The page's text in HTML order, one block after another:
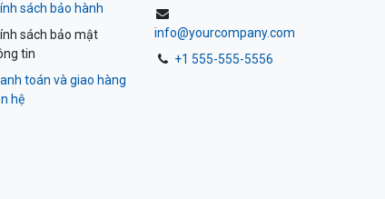
sách bảo hành
sách bảo mật
tin
toán và giao hàng
hệ
info@yourcompany.com
+1 555-555-5556